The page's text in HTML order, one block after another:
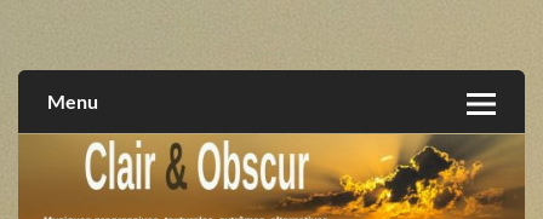
extrêmes, alternatives, texturales
Menu